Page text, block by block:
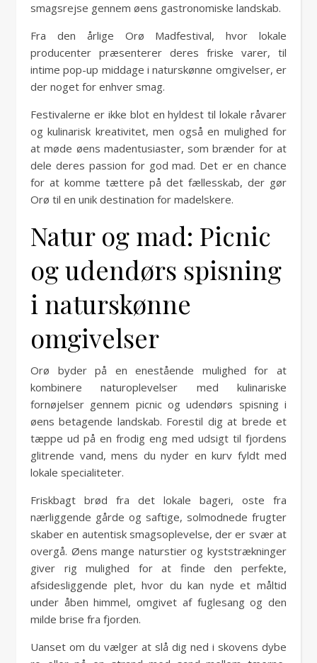
smagsrejse gennem øens gastronomiske landskab.
Fra den årlige Orø Madfestival, hvor lokale
producenter præsenterer deres friske varer, til
intime pop-up middage i naturskønne omgivelser, er
der noget for enhver smag.
Festivalerne er ikke blot en hyldest til lokale råvarer
og kulinarisk kreativitet, men også en mulighed for
at møde øens madentusiaster, som brænder for at
dele deres passion for god mad. Det er en chance
for at komme tættere på det fællesskab, der gør
Orø til en unik destination for madelskere.
Natur og mad: Picnic
og udendørs spisning
i naturskønne
omgivelser
Orø byder på en enestående mulighed for at
kombinere naturoplevelser med kulinariske
fornøjelser gennem picnic og udendørs spisning i
øens betagende landskab. Forestil dig at brede et
tæppe ud på en frodig eng med udsigt til fjordens
glitrende vand, mens du nyder en kurv fyldt med
lokale specialiteter.
Friskbagt brød fra det lokale bageri, oste fra
nærliggende gårde og saftige, solmodnede frugter
skaber en autentisk smagsoplevelse, der er svær at
overgå. Øens mange naturstier og kyststrækninger
giver rig mulighed for at finde den perfekte,
afsidesliggende plet, hvor du kan nyde et måltid
under åben himmel, omgivet af fuglesang og den
milde brise fra fjorden.
Uanset om du vælger at slå dig ned i skovens dybe